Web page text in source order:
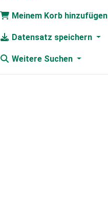
Meinem Korb hinzufügen
Datensatz speichern
Weitere Suchen